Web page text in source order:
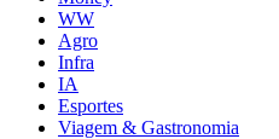
WW
Agro
Infra
IA
Esportes
Viagem & Gastronomia